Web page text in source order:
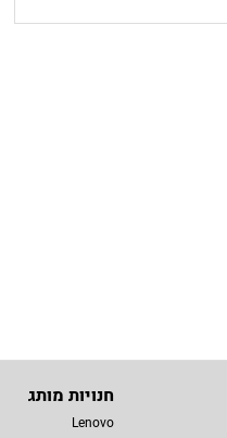
חנויות מותג
Lenovo